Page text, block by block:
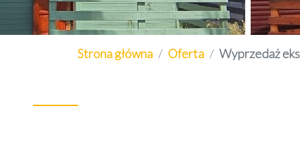
Strona główna Oferta Wyprzedaż